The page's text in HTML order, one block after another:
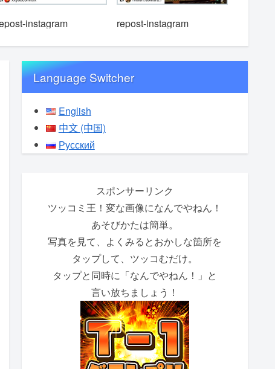
instagram repost-instagram
Language Switcher
English
中文 (中国)
Русский
スポンサーリンク
ツッコミ王！変な画像になんでやねん！
あそびかたは簡単。
写真を見て、よくみるとおかしな箇所を
タップして、ツッコむだけ。
タップと同時に「なんでやねん！」と
言い放ちましょう！